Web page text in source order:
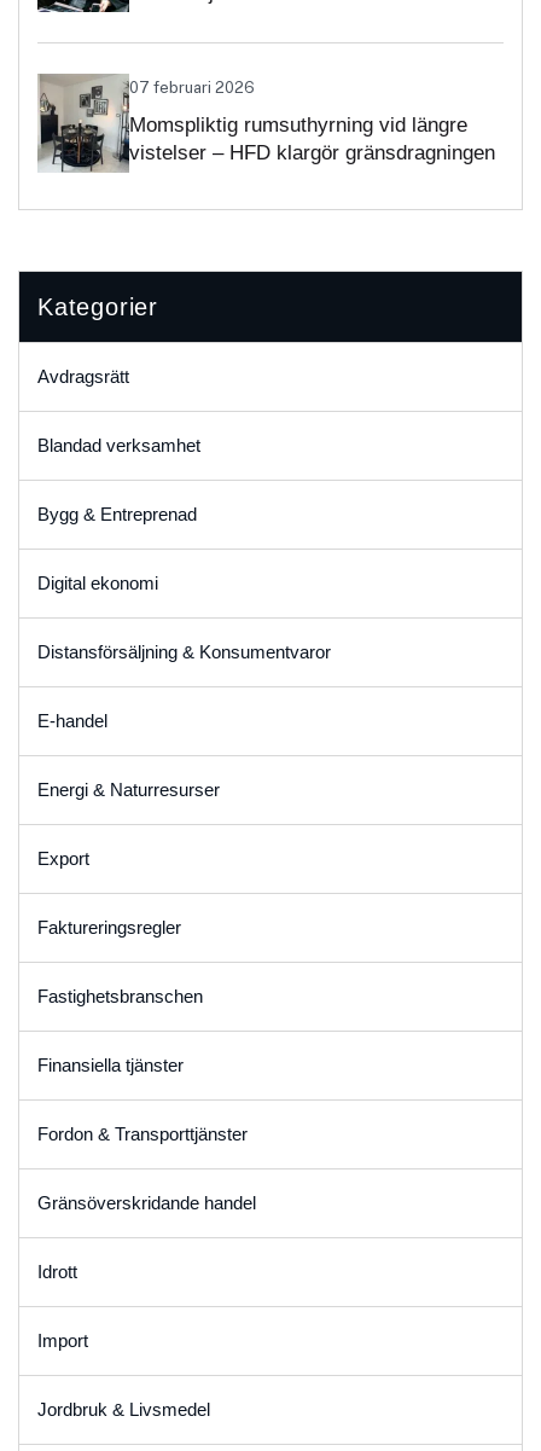
07 februari 2026
Momspliktig rumsuthyrning vid längre
vistelser – HFD klargör gränsdragningen
Kategorier
Avdragsrätt
Blandad verksamhet
Bygg & Entreprenad
Digital ekonomi
Distansförsäljning & Konsumentvaror
E-handel
Energi & Naturresurser
Export
Faktureringsregler
Fastighetsbranschen
Finansiella tjänster
Fordon & Transporttjänster
Gränsöverskridande handel
Idrott
Import
Jordbruk & Livsmedel